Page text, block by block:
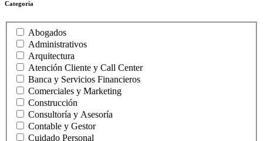
Categoría
Abogados
Administrativos
Arquitectura
Atención Cliente y Call Center
Banca y Servicios Financieros
Comerciales y Marketing
Construcción
Consultoría y Asesoría
Contable y Gestor
Cuidado Personal